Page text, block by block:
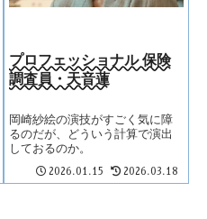
プロフェッショナル 保険
調査員・天音蓮
岡崎紗絵の演技がすごく気に障
るのだが、どういう計算で演出
しておるのか。
2026.01.15 2026.03.18